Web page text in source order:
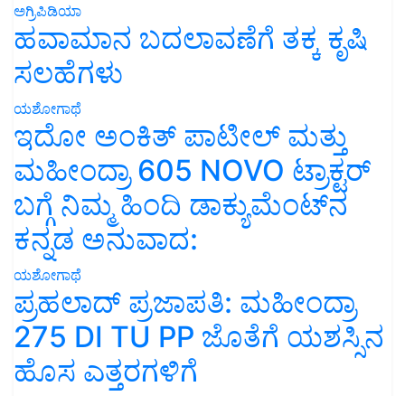
ಅಗ್ರಿಪಿಡಿಯಾ
ಹವಾಮಾನ ಬದಲಾವಣೆಗೆ ತಕ್ಕ ಕೃಷಿ
ಸಲಹೆಗಳು
ಯಶೋಗಾಥೆ
ಇದೋ ಅಂಕಿತ್ ಪಾಟೀಲ್ ಮತ್ತು
ಮಹೀಂದ್ರಾ 605 NOVO ಟ್ರಾಕ್ಟರ್
ಬಗ್ಗೆ ನಿಮ್ಮ ಹಿಂದಿ ಡಾಕ್ಯುಮೆಂಟ್‌ನ
ಕನ್ನಡ ಅನುವಾದ:
ಯಶೋಗಾಥೆ
ಪ್ರಹಲಾದ್ ಪ್ರಜಾಪತಿ: ಮಹೀಂದ್ರಾ
275 DI TU PP ಜೊತೆಗೆ ಯಶಸ್ಸಿನ
ಹೊಸ ಎತ್ತರಗಳಿಗೆ